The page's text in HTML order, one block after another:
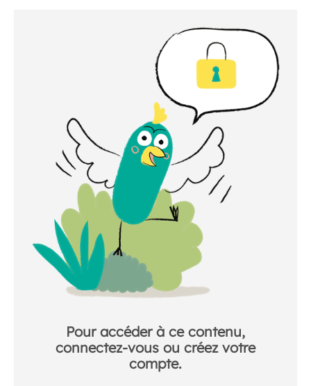
Pour accéder à ce contenu,
connectez-vous ou créez votre
compte.